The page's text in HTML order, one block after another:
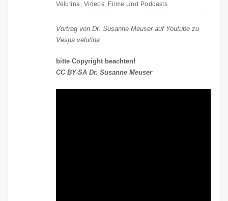
Velutina, Videos, Filme Und Podcasts
Vortrag von Dr. Susanne Meuser auf Youtube zu
Vespa velutina
bitte Copyright beachten!
CC BY-SA Dr. Susanne Meuser